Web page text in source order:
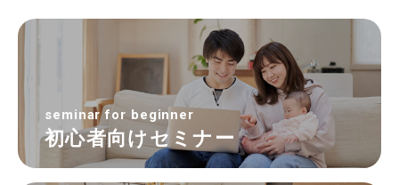
seminar for beginner
初心者向けセミナー